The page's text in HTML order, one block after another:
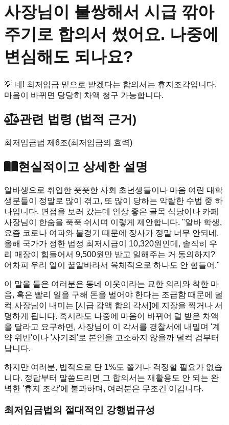
사장님이 불쌍해서 시급 깎아
주기로 합의서 썼어요. 나중에
변심해도 되나요?
💡 네! 최저임금 밑으로 받겠다는 합의서는 휴지조각입니다.
마음이 바뀌면 당당히 차액 청구 가능합니다.
관련 법령 (법적 근거)
최저임금법 제6조(최저임금의 효력)
현실적이고 상세한 설명
알바생으로 취업한 풋풋한 사회 초년생들이나 마음 여린 대학
생분들이 정말로 많이 겪고, 또 많이 당하는 악랄한 수법 중 하
나입니다. 면접을 보러 갔는데 인상 좋은 골목 식당이나 카페
사장님이 한숨을 푹푹 쉬시며 이렇게 제안합니다. "알바 학생,
요즘 코로나 여파와 불경기 때문에 장사가 정말 너무 안되네.
올해 국가가 정한 법정 최저시급이 10,320원인데, 솔직히 우
리 매장이 힘들어서 9,500원만 받고 일해주는 거 동의하지?
어차피 우리 일이 꿀알바라서 육체적으로 하나도 안 힘들어."
이 말을 들은 여러분은 동네 이웃이라는 묘한 의리와 착한 마
음, 혹은 빨리 일을 구해 돈을 벌어야 한다는 조급함 때문에 덜
컥 사장님이 내미는 [시급 감액 합의 각서]에 지장을 찍거나 서
명하게 됩니다. 혹시라도 나중에 마음이 바뀌어 덜 받은 차액
을 달라고 요구하면, 사장님이 이 각서를 경찰서에 내밀며 '계
약 위반'이나 '사기죄'로 본인을 고소하지 않을까 덜컥 겁부터
납니다.
하지만 여러분, 법적으로 단 1%도 쫄거나 걱정할 필요가 없습
니다. 정답부터 말씀드리면 그 합의서는 재활용도 안 되는 완
벽한 '휴지 조각'에 불과하며, 여러분은 무조건 이깁니다.
최저임금법의 절대적인 강행법규성